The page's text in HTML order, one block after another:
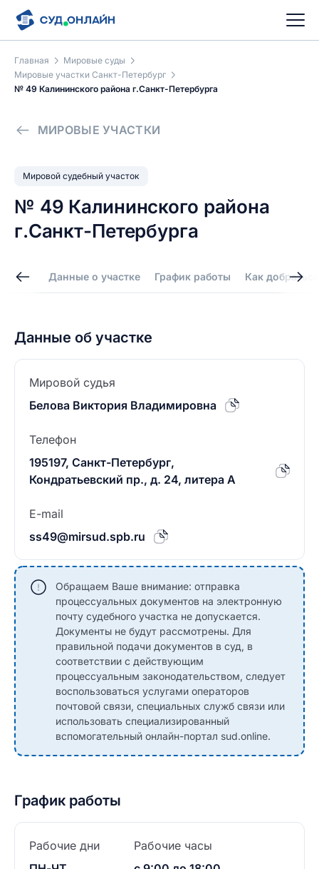
Главная
Мировые суды
Мировые участки Санкт-Петербург
№ 49 Калининского района г.Санкт-Петербурга
МИРОВЫЕ УЧАСТКИ
Мировой судебный участок
№ 49 Калининского района
г.Санкт-Петербурга
Данные о участке График работы Как добраться
Данные об участке
Мировой судья
Белова Виктория Владимировна
Телефон
195197, Санкт-Петербург,
Кондратьевский пр., д. 24, литера А
E-mail
ss49@mirsud.spb.ru
Обращаем Ваше внимание: отправка
процессуальных документов на электронную
почту судебного участка не допускается.
Документы не будут рассмотрены. Для
правильной подачи документов в суд, в
соответствии с действующим
процессуальным законодательством, следует
воспользоваться услугами операторов
почтовой связи, специальных служб связи или
использовать специализированный
вспомогательный онлайн-портал sud.online.
График работы
Рабочие дни
Рабочие часы